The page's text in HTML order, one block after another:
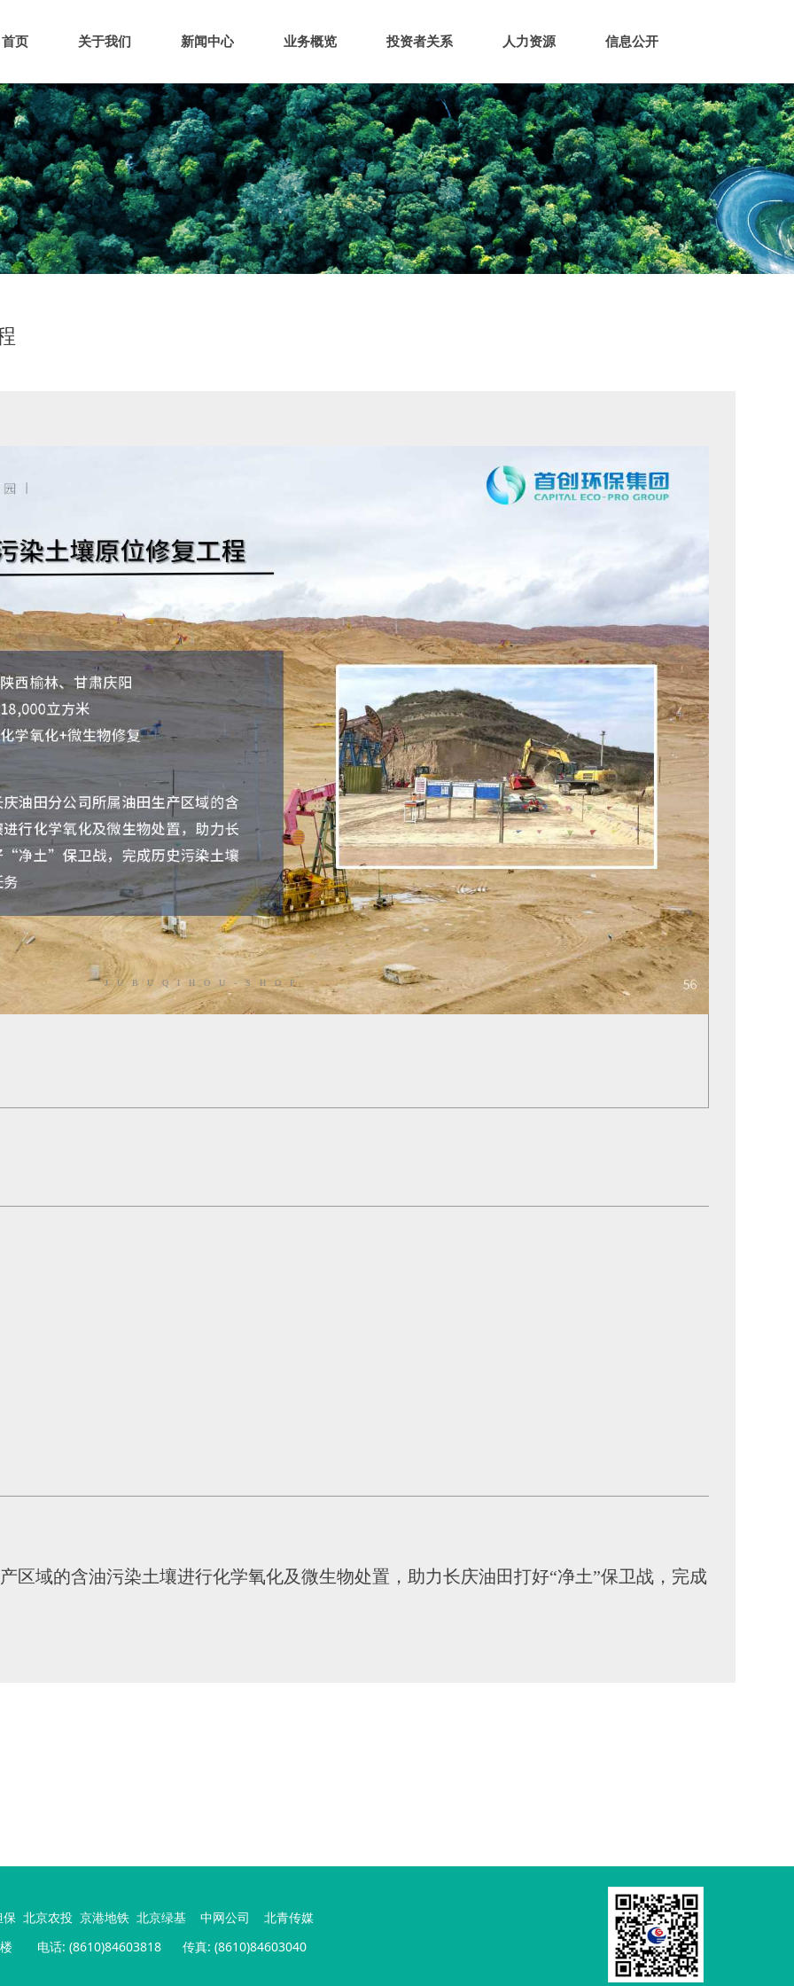
首页 关于我们 新闻中心 业务概览 投资者关系 人力资源 信息公开
JUBUQIHOU-SHOP
区域的含油污染土壤进行化学氧化及微生物处置，助力长庆油田打好“净土”保卫战，完成
保 北京农投 京港地铁 北京绿基 中网公司
北青传媒
电话: (8610)84603818 传真: (8610)84603040